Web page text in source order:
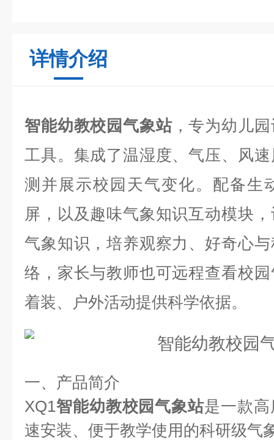
详情介绍
智能幼教校园气象站，专为幼儿
工具。集成了温湿度、气压、风
测并展示校园天气变化。配备生
屏，以及趣味气象知识互动模块
气象知识，培养观察力、好奇心
络，家长与教师也可远程查看校
着装、户外活动提供科学依据。
一、产品简介
XQ1智能幼教校园气象站是一款
速安装、便于教学使用的科研级